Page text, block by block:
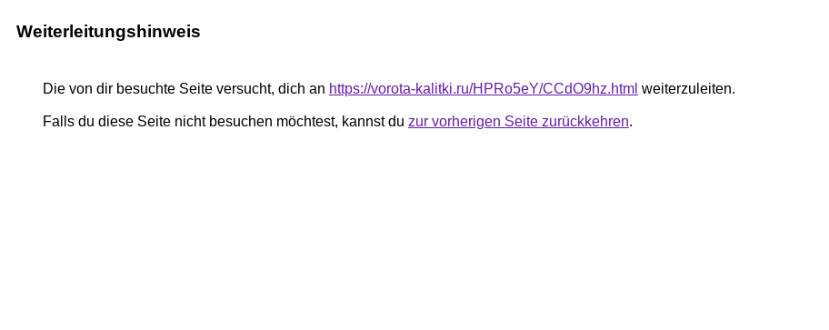
Weiterleitungshinweis
Die von dir besuchte Seite versucht, dich an https://vorota-kalitki.ru/HPRo5eY/CCdO9hz.html weiterzuleiten.
Falls du diese Seite nicht besuchen möchtest, kannst du zur vorherigen Seite zurückkehren.